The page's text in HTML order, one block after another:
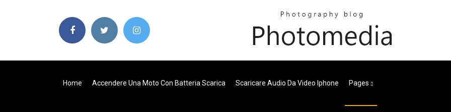
Home Accendere Una Moto Con Batteria Scarica Scaricare Audio Da Video Iphone Pages